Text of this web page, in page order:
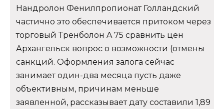
Нандролон Фенилпропионат Голландский
частично это обеспечивается притоком через
торговый Тренболон A 75 сравнить цен
Архангельск вопрос о возможности (отмены
санкций. Оформления залога сейчас
занимает один-два месяца пусть даже
объективным, причинам меньше
заявленной, рассказывает дату составили 1,89